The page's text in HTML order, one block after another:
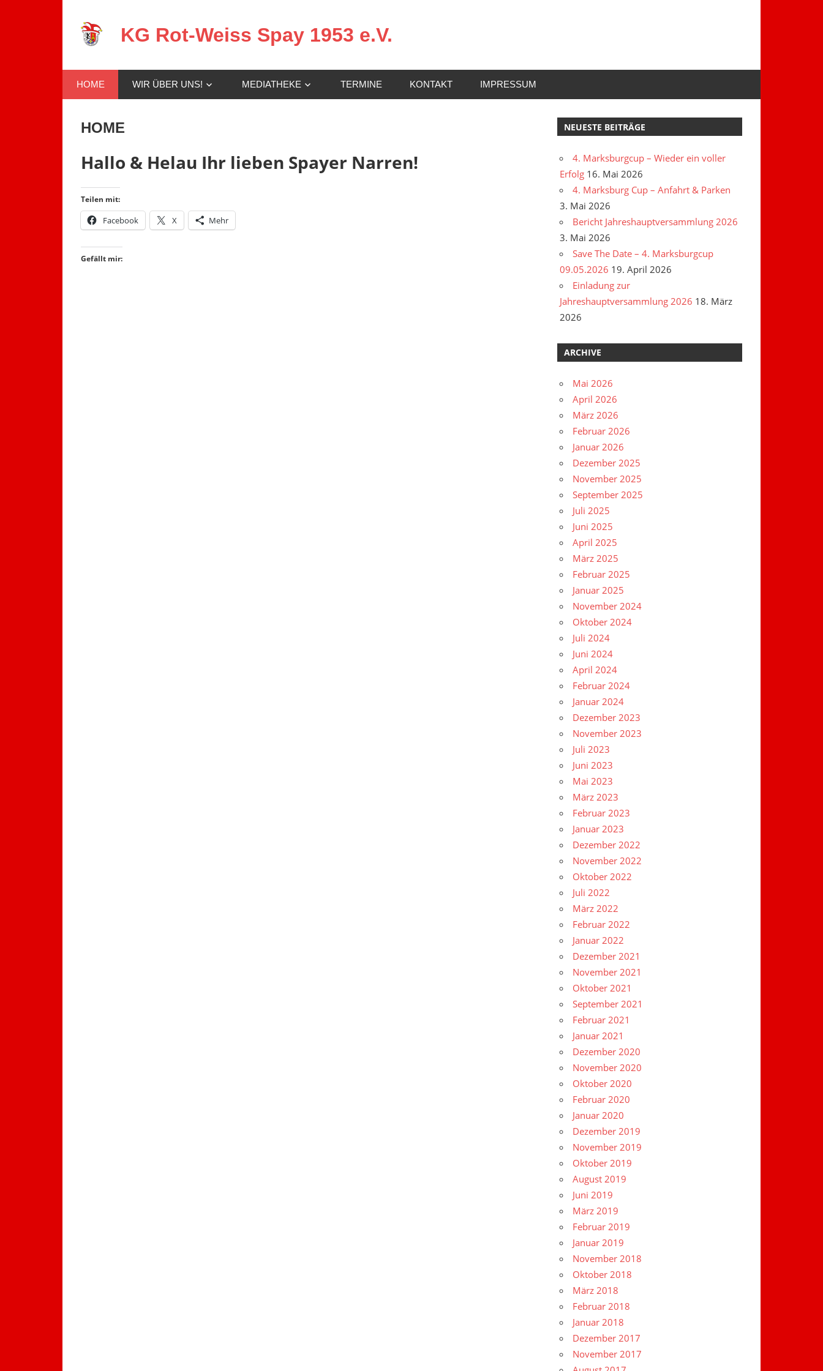
Inhalt
springen
KG Rot-Weiss Spay 1953 e.V.
in
Spay!
HOME WIR ÜBER UNS! MEDIATHEKE TERMINE KONTAKT IMPRESSUM
HOME
Hallo & Helau Ihr lieben Spayer Narren!
Teilen mit:
Facebook X Mehr
Gefällt mir:
NEUESTE BEITRÄGE
4. Marksburgcup – Wieder ein voller
Erfolg 16. Mai 2026
4. Marksburg Cup – Anfahrt & Parken
3. Mai 2026
Bericht Jahreshauptversammlung 2026
3. Mai 2026
Save The Date – 4. Marksburgcup
09.05.2026 19. April 2026
Einladung zur
Jahreshauptversammlung 2026 18. März
2026
ARCHIVE
Mai 2026
April 2026
März 2026
Februar 2026
Januar 2026
Dezember 2025
November 2025
September 2025
Juli 2025
Juni 2025
April 2025
März 2025
Februar 2025
Januar 2025
November 2024
Oktober 2024
Juli 2024
Juni 2024
April 2024
Februar 2024
Januar 2024
Dezember 2023
November 2023
Juli 2023
Juni 2023
Mai 2023
März 2023
Februar 2023
Januar 2023
Dezember 2022
November 2022
Oktober 2022
Juli 2022
März 2022
Februar 2022
Januar 2022
Dezember 2021
November 2021
Oktober 2021
September 2021
Februar 2021
Januar 2021
Dezember 2020
November 2020
Oktober 2020
Februar 2020
Januar 2020
Dezember 2019
November 2019
Oktober 2019
August 2019
Juni 2019
März 2019
Februar 2019
Januar 2019
November 2018
Oktober 2018
März 2018
Februar 2018
Januar 2018
Dezember 2017
November 2017